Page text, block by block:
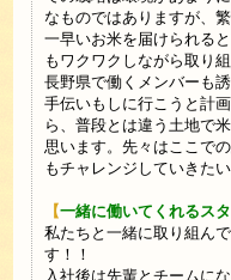
なものではありますが、
一早いお米を届けられる
もワクワクしながら取り組
長野県で働くメンバーも
手伝いもしに行こうと計
ら、普段とは違う土地で
思います。先々はここで
もチャレンジしていきたい
【一緒に働いてくれるス
私たちと一緒に取り組ん
す！！
入社後は先輩とチームに